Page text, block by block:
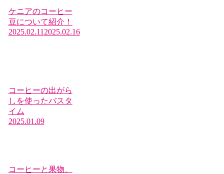
ケニアのコーヒー
豆について紹介！
2025.02.11 2025.02.16
コーヒーの出がら
しを使ったバスタ
イム
2025.01.09
コーヒーと果物、